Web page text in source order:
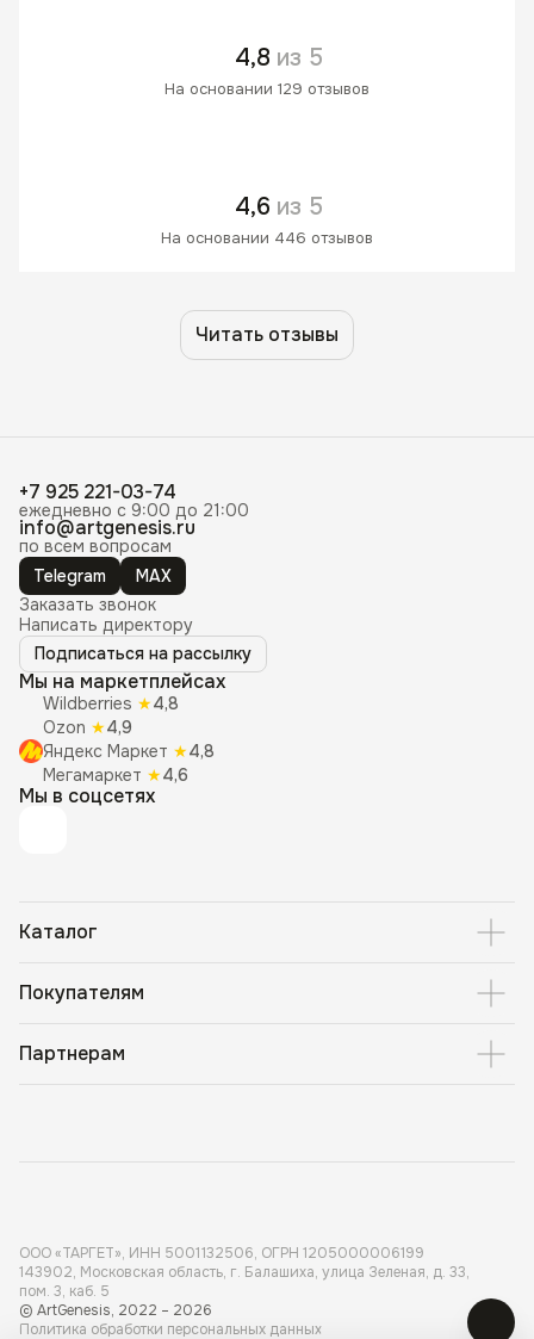
4,8 из 5
На основании 129 отзывов
4,6 из 5
На основании 446 отзывов
Читать отзывы
+7 925 221-03-74
ежедневно с 9:00 до 21:00
info@artgenesis.ru
по всем вопросам
Telegram
MAX
Заказать звонок
Написать директору
Подписаться на рассылку
Мы на маркетплейсах
Wildberries ★4,8
Ozon ★4,9
Яндекс Маркет ★4,8
Мегамаркет ★4,6
Мы в соцсетях
Каталог
Покупателям
Партнерам
ООО «ТАРГЕТ», ИНН 5001 132506, ОГРН 1205000006199
143902, Московская область, г. Балашиха, улица Зеленая, д. 33,
пом. 3, каб. 5
© ArtGenesis, 2022 – 2026
Политика обработки персональных данных